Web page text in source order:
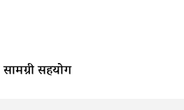
सामग्री सहयोग